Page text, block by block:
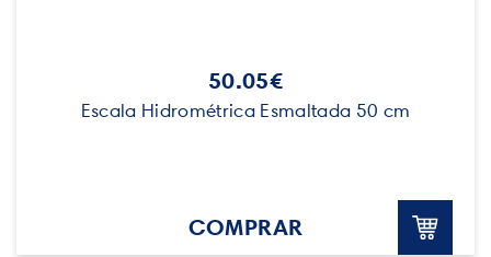
50.05€
Escala Hidrométrica Esmaltada 50 cm
COMPRAR